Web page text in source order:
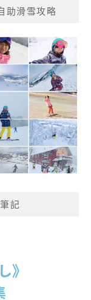
助滑雪攻略
記